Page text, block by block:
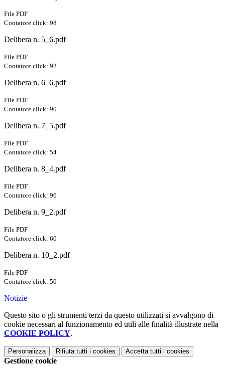
File PDF
Contatore click: 98
Delibera n. 5_6.pdf
File PDF
Contatore click: 92
Delibera n. 6_6.pdf
File PDF
Contatore click: 90
Delibera n. 7_5.pdf
File PDF
Contatore click: 54
Delibera n. 8_4.pdf
File PDF
Contatore click: 96
Delibera n. 9_2.pdf
File PDF
Contatore click: 60
Delibera n. 10_2.pdf
File PDF
Contatore click: 50
Notizie
Questo sito o gli strumenti terzi da questo utilizzati si avvalgono di
cookie necessari al funzionamento ed utili alle finalità illustrate nella
COOKIE POLICY.
Personalizza Rifiuta tutti i cookies Accetta tutti i cookies
Gestione cookie